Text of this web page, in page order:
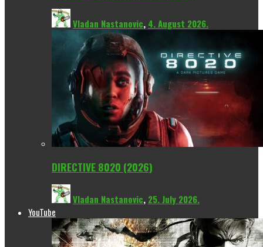
Vladan Nastanovic, 4. August 2026.
DIRECTIVE 8020 (2026)
Vladan Nastanovic, 25. July 2026.
YouTube